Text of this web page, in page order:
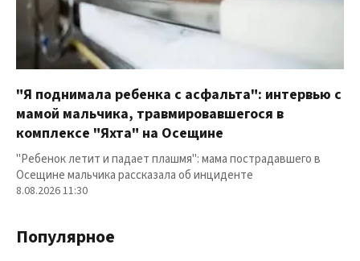
"Я поднимала ребенка с асфальта": интервью с
мамой мальчика, травмировавшегося в
комплексе "Яхта" на Осещине
"Ребенок летит и падает плашмя": мама пострадавшего в
Осещине мальчика рассказала об инциденте
8.08.2026 11:30
Популярное